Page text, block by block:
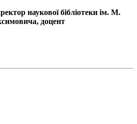
наукової бібліотеки ім. М.
доцент